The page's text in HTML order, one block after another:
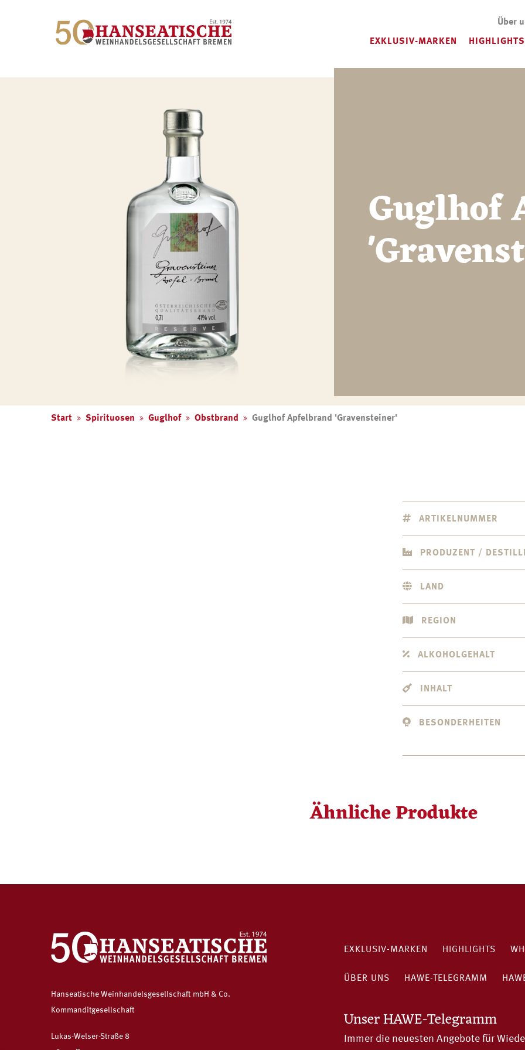
Über
EXKLUSIV-MARKEN HIGHLIGHTS
Guglhof
Start Spirituosen Guglhof Obstbrand Guglhof Apfelbrand 'Gravensteiner'
ARTIKELNUMMER
PRODUZENT /
LAND
REGION
ALKOHOLGEHALT
INHALT
BESONDERHEITEN
Ähnliche Produkte
Hanseatische Weinhandelsgesellschaft mbH & Co.
Kommanditgesellschaft
Lukas-Welser-Straße 8
EXKLUSIV-MARKEN HIGHLIGHTS
ÜBER UNS HAWE-TELEGRAMM
Unser HAWE-Telegramm
Immer die neuesten Angebote für